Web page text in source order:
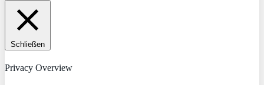
Schließen
Privacy Overview